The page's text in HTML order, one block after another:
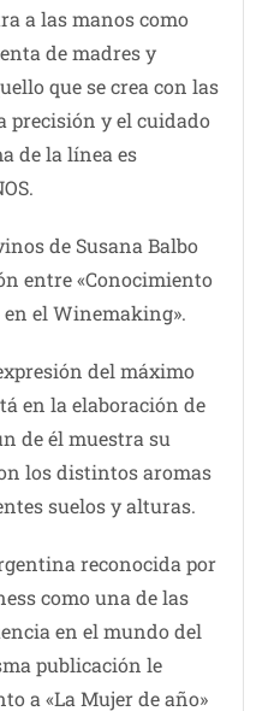
a las manos como
de madres y
que se crea con las
precisión y el cuidado
de la línea es
de Susana Balbo
entre «Conocimiento
en el Winemaking».
del máximo
en la elaboración de
de él muestra su
los distintos aromas
suelos y alturas.
reconocida por
como una de las
en el mundo del
publicación le
a «La Mujer de año»